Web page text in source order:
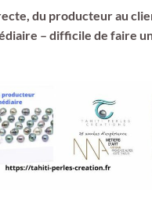
du producteur au
– difficile de faire